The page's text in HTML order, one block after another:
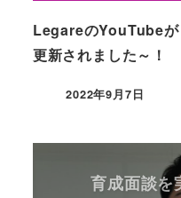
LegareのYouTubeが
更新されました～！
2022年9月7日
育成面談を